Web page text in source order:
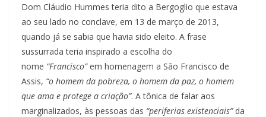
Dom Cláudio Hummes teria dito a Bergoglio que estava
ao seu lado no conclave, em 13 de março de 2013,
quando já se sabia que havia sido eleito. A frase
sussurrada teria inspirado a escolha do
nome “Francisco”em homenagem a São Francisco de
Assis, “o homem da pobreza, o homem da paz, o homem
que ama e protege a criação”. A tônica de falar aos
marginalizados, às pessoas das “periferias existenciais” da